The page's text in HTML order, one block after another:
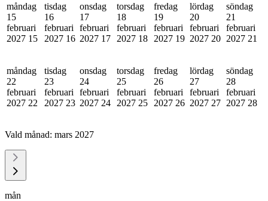
måndag
15
februari
2027 15
tisdag
16
februari
2027 16
onsdag
17
februari
2027 17
torsdag
18
februari
2027 18
fredag
19
februari
2027 19
lördag
20
februari
2027 20
söndag
21
februari
2027 21
måndag
22
februari
2027 22
tisdag
23
februari
2027 23
onsdag
24
februari
2027 24
torsdag
25
februari
2027 25
fredag
26
februari
2027 26
lördag
27
februari
2027 27
söndag
28
februari
2027 28
Vald månad: mars 2027
mån